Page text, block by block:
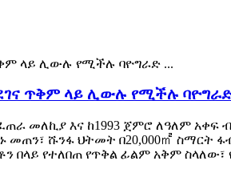
ጥቅም ላይ ሊውሉ የሚችሉ ባዮግራድ
መለኪያ እና ከ1993 ጀምሮ ለዓለም አቀፍ
መጠን፣ ሹንፋ ህትመት በ20,000㎡
በላይ የተለበጠ የጥቅል ፊልም አቅም